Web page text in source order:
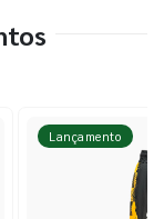
Lançamento